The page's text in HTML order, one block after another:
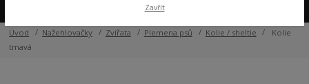
Úvod Nažehlovačky Zvířata Plemena psů Kolie / sheltie
Kolie
tmavá
Zavřít